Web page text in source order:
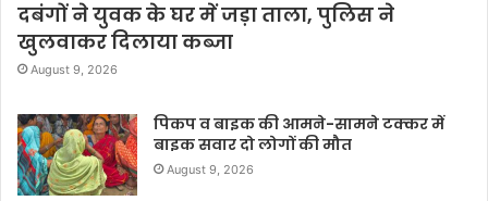
दबंगों ने युवक के घर में जड़ा ताला, पुलिस ने
खुलवाकर दिलाया कब्जा
August 9, 2026
पिकप व बाइक की आमने-सामने टक्कर में
बाइक सवार दो लोगों की मौत
August 9, 2026